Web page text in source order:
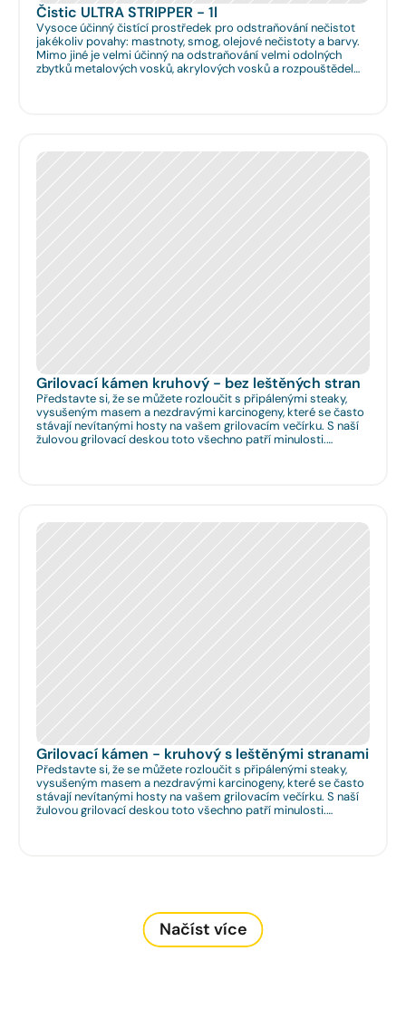
Čistic ULTRA STRIPPER - 1l
Vysoce účinný čistící prostředek pro odstraňování nečistot
jakékoliv povahy: mastnoty, smog, olejové nečistoty a barvy.
Mimo jiné je velmi účinný na odstraňování velmi odolných
zbytků metalových vosků, akrylových vosků a rozpouštědel
Grilovací kámen kruhový - bez leštěných stran
Představte si, že se můžete rozloučit s připálenými steaky,
vysušeným masem a nezdravými karcinogeny, které se často
stávají nevítanými hosty na vašem grilovacím večírku. S naší
žulovou grilovací deskou toto všechno patří minulosti.
Grilovací kámen - kruhový s leštěnými stranami
Představte si, že se můžete rozloučit s připálenými steaky,
vysušeným masem a nezdravými karcinogeny, které se často
stávají nevítanými hosty na vašem grilovacím večírku. S naší
žulovou grilovací deskou toto všechno patří minulosti.
Načíst více